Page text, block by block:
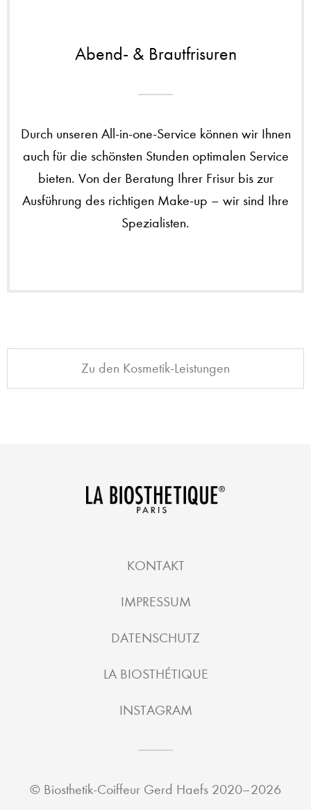
Abend- & Brautfrisuren
Durch unseren All-in-one-Service können wir Ihnen
auch für die schönsten Stunden optimalen Service
bieten. Von der Beratung Ihrer Frisur bis zur
Ausführung des richtigen Make-up – wir sind Ihre
Spezialisten.
Zu den Kosmetik-Leistungen
KONTAKT
IMPRESSUM
DATENSCHUTZ
LA BIOSTHÉTIQUE
INSTAGRAM
© Biosthetik-Coiffeur Gerd Haefs 2020–2026